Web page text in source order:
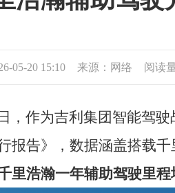
来源：网络 阅读量：9311
据涵盖搭载千里浩瀚H1-H9方案